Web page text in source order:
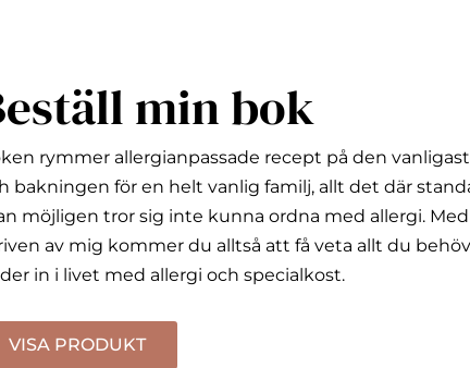
min bok
rymmer allergianpassade recept på den
bakningen för en helt vanlig familj, allt det där
möjligen tror sig inte kunna ordna med allergi.
av mig kommer du alltså att få veta allt du
in i livet med allergi och specialkost.
VISA PRODUKT